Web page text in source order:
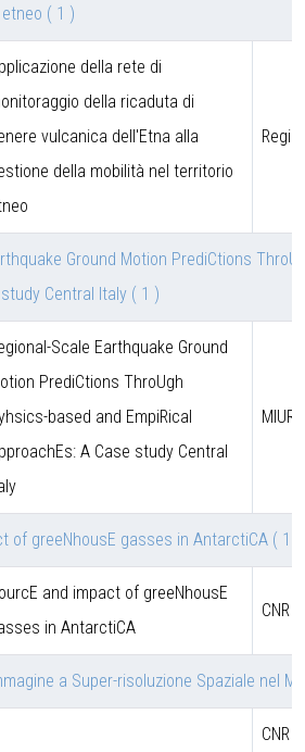
( 1 )
della rete di
della ricaduta di
vulcanica dell'Etna alla
della mobilità nel territorio
Ground Motion PrediCtions
Central Italy ( 1 )
Scale Earthquake Ground
PrediCtions ThroUgh
based and EmpiRical
A Case study Central
MIUR
of greeNhousE gasses in AntarctiCA ( 1 )
and impact of greeNhousE
in AntarctiCA
CNR
a Super-risoluzione Spaziale nel
CNR -